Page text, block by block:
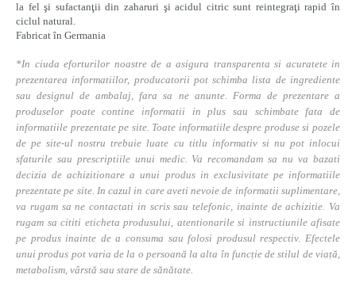
la fel şi sufactanţii din zaharuri şi acidul citric sunt reintegraţi rapid în
ciclul natural.
Fabricat în Germania
*In ciuda eforturilor noastre de a asigura transparenta si acuratete in
prezentarea informatiilor, producatorii pot schimba lista de ingrediente
sau designul de ambalaj, fara sa ne anunte. Forma de prezentare a
produselor poate contine informatii in plus sau schimbate fata de
informatiile prezentate pe site. Toate informatiile despre produse si pozele
de pe site-ul nostru trebuie luate cu titlu informativ si nu pot inlocui
sfaturile sau prescriptiile unui medic. Va recomandam sa nu va bazati
decizia de achizitionare a unui produs in exclusivitate pe informatiile
prezentate pe site. In cazul in care aveti nevoie de informatii suplimentare,
va rugam sa ne contactati in scris sau telefonic, inainte de achizitie. Va
rugam sa cititi eticheta produsului, atentionarile si instructiunile afisate
pe produs inainte de a consuma sau folosi produsul respectiv. Efectele
unui produs pot varia de la o persoană la alta în funcție de stilul de viață,
metabolism, vârstă sau stare de sănătate.